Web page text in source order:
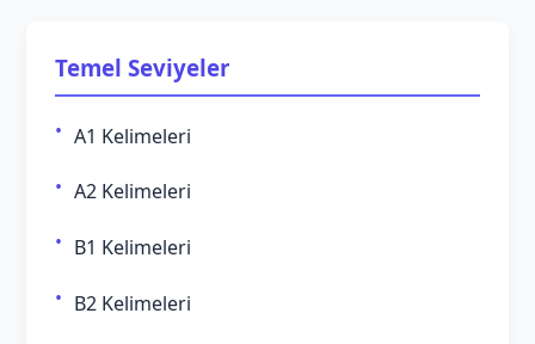
Temel Seviyeler
A1 Kelimeleri
A2 Kelimeleri
B1 Kelimeleri
B2 Kelimeleri